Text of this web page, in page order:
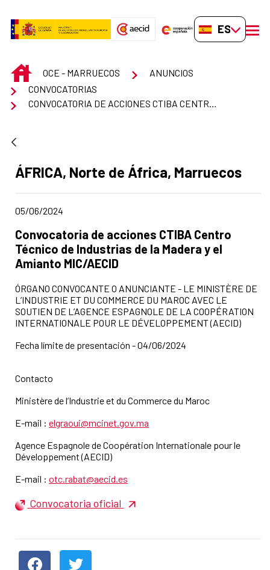
ES-ES
INICIOOCE - MARRUECOS
ANUNCIOS
CONVOCATORIAS
Apartado del anuncio:
ÁFRICA, Norte de África, Marruecos
Fecha de publicación de la noticia
05/06/2024
Título del anuncio:
Convocatoria de acciones CTIBA Centro
Técnico de Industrias de la Madera y el
Amianto MIC/AECID
ÓRGANO CONVOCANTE O ANUNCIANTE - LE MINISTÈRE DE
L’INDUSTRIE ET DU COMMERCE DU MAROC AVEC LE
SOUTIEN DE L’AGENCE ESPAGNOLE DE LA COOPÉRATION
INTERNATIONALE POUR LE DÉVELOPPEMENT (AECID)
Fecha límite de presentación - 04/06/2024
Contacto
Ministère de l’Industrie et du Commerce du Maroc
E-mail : elgraoui@mcinet.gov.ma
Agence Espagnole de Coopération Internationale pour le
Développement (AECID)
E-mail : otc.rabat@aecid.es
Convocatoria oficial